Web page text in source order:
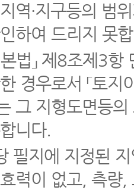
역·지구등의 범
하여 드리지 못
본법」 제8조제3
경우로서 「토
그 지형도면등
니다.
필지에 지정된
력이 없고, 측량